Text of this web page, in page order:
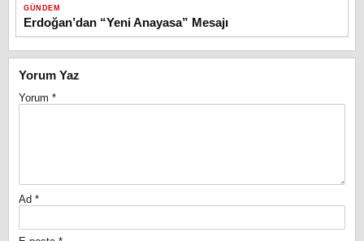
GÜNDEM
Erdoğan’dan “Yeni Anayasa” Mesajı
Yorum Yaz
Yorum *
Ad *